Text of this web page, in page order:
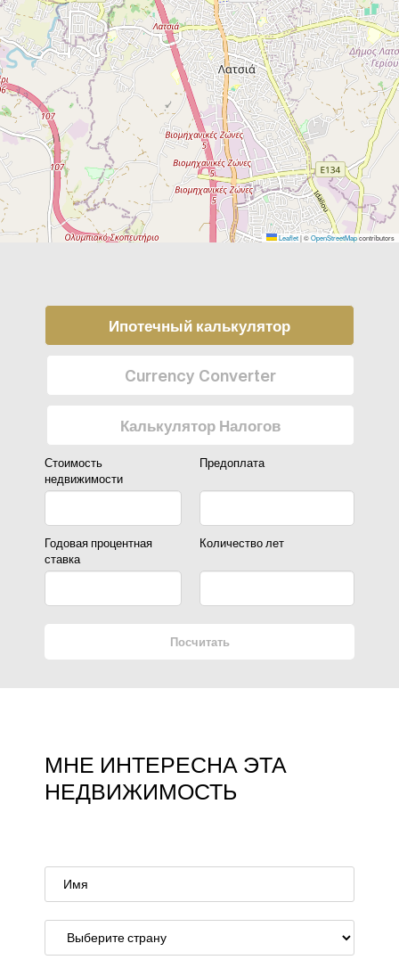
Leaflet|©OpenStreetMapcontributors
МНЕ ИНТЕРЕСНА ЭТА
НЕДВИЖИМОСТЬ
Ипотечный калькулятор
Currency Converter
Калькулятор Налогов
Стоимость
недвижимости
Предоплата
Годовая процентная
ставка
Количество лет
Посчитать